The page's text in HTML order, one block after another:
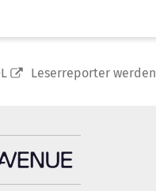
Leserreporter werden